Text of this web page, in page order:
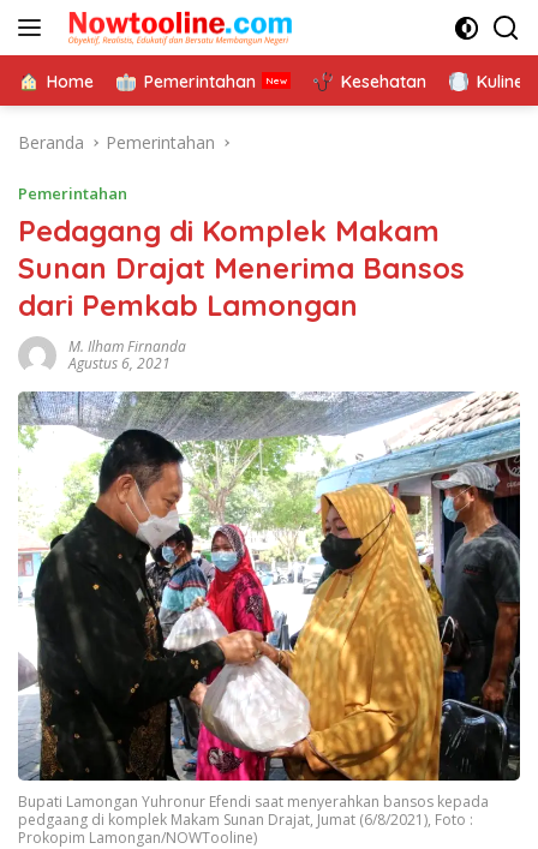
Langsung
Home Pemerintahan Kesehatan Kuliner
Beranda Pemerintahan
Pemerintahan
Pedagang di Komplek Makam
Sunan Drajat Menerima Bansos
dari Pemkab Lamongan
M. Ilham Firnanda
Agustus 6, 2021
Bupati Lamongan Yuhronur Efendi saat menyerahkan bansos kepada
pedgaang di komplek Makam Sunan Drajat, Jumat (6/8/2021), Foto :
Prokopim Lamongan/NOWTooline)